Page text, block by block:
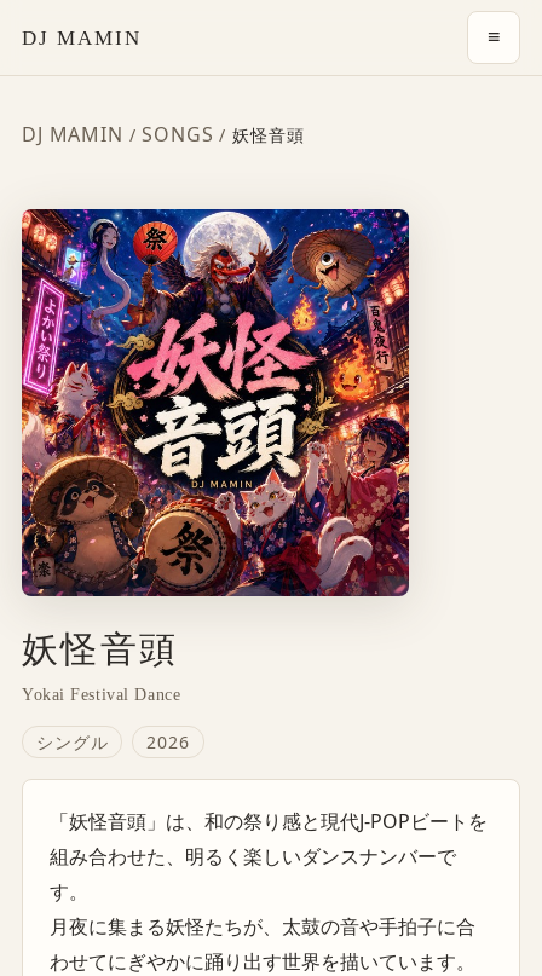
DJ MAMIN ≡
DJ MAMIN /SONGS / 妖怪音頭
妖怪音頭
Yokai Festival Dance
シングル 2026
「妖怪音頭」は、和の祭り感と現代J-POPビートを
組み合わせた、明るく楽しいダンスナンバーで
す。
月夜に集まる妖怪たちが、太鼓の音や手拍子に合
わせてにぎやかに踊り出す世界を描いています。